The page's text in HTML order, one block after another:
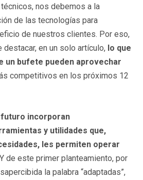
nos debemos a la
de las tecnologías para
de nuestros clientes. Por eso,
en un solo artículo, lo que
un bufete pueden aprovechar
competitivos en los próximos 12
incorporan
y utilidades que,
les permiten operar
de este primer planteamiento, por
la palabra “adaptadas”,